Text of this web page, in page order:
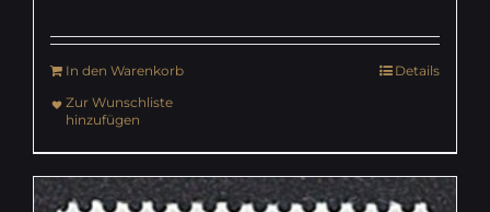
In den Warenkorb
Details
Zur Wunschliste
hinzufügen